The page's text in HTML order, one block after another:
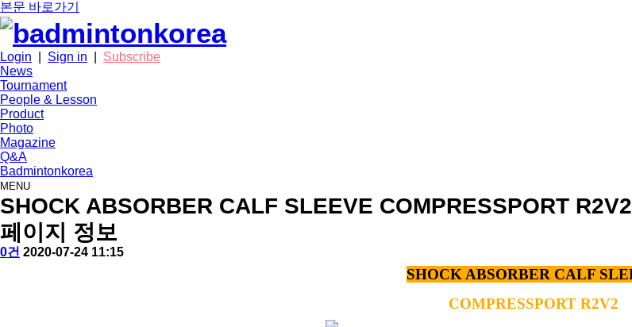
본문 바로가기
Login Sign in
Subscribe
News
Tournament
People & Lesson
Product
Photo
Magazine
Q&A
Badmintonkorea
MENU
product
SHOCK ABSORBER CALF SLEEVE COMPRESSPORT R2V2
페이지 정보
작
배
댓
0건 작
2020-07-24 11:15
SHOCK ABSORBER CALF
COMPRESSPORT R2V2